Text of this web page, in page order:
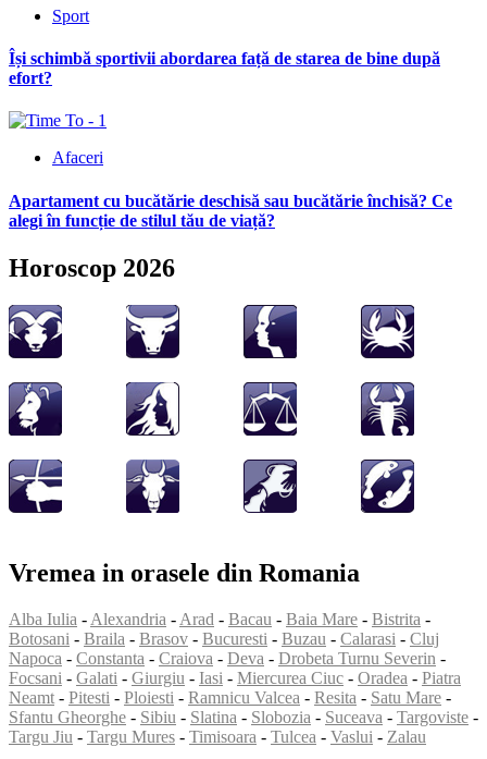
Sport
Își schimbă sportivii abordarea față de starea de bine după
efort?
Afaceri
Apartament cu bucătărie deschisă sau bucătărie închisă? Ce
alegi în funcție de stilul tău de viață?
Horoscop 2026
Vremea in orasele din Romania
Alba Iulia - Alexandria - Arad - Bacau - Baia Mare - Bistrita -
Botosani - Braila - Brasov - Bucuresti - Buzau - Calarasi - Cluj
Napoca - Constanta - Craiova - Deva - Drobeta Turnu Severin -
Focsani - Galati - Giurgiu - Iasi - Miercurea Ciuc - Oradea - Piatra
Neamt - Pitesti - Ploiesti - Ramnicu Valcea - Resita - Satu Mare -
Sfantu Gheorghe - Sibiu - Slatina - Slobozia - Suceava - Targoviste -
Targu Jiu - Targu Mures - Timisoara - Tulcea - Vaslui - Zalau